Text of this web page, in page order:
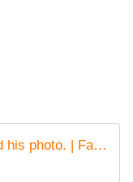
Guy Garnier - Guy Garnier shared his photo. | Facebook